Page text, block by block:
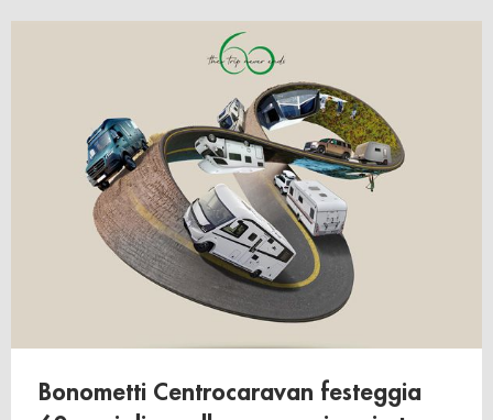
Bonometti Centrocaravan festeggia